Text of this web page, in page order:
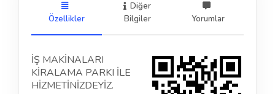
Özellikler
Diğer
Bilgiler
Yorumlar
İŞ MAKİNALARI
KİRALAMA PARKI İLE
HİZMETİNİZDEYİZ.